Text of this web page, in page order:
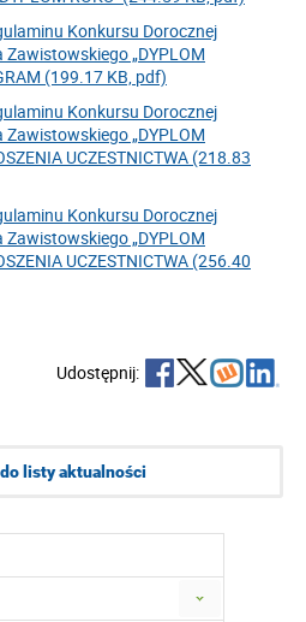
Konkursu Dorocznej
„DYPLOM
(199.17 KB, pdf)
Konkursu Dorocznej
„DYPLOM
UCZESTNICTWA (218.83
Konkursu Dorocznej
„DYPLOM
UCZESTNICTWA (256.40
Udostępnij:
listy aktualności